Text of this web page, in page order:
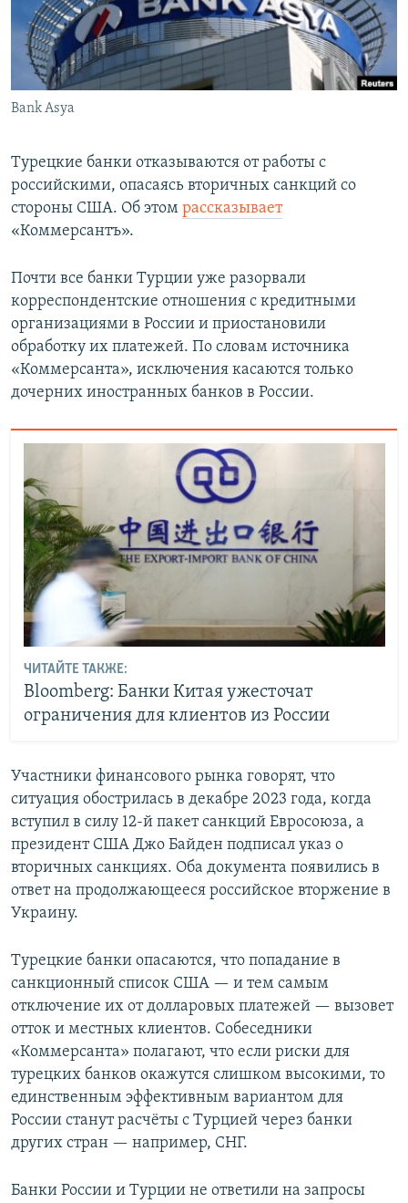
Bank Asya
Турецкие банки отказываются от работы с
российскими, опасаясь вторичных санкций со
стороны США. Об этом рассказывает
«Коммерсантъ».
Почти все банки Турции уже разорвали
корреспондентские отношения с кредитными
организациями в России и приостановили
обработку их платежей. По словам источника
«Коммерсанта», исключения касаются только
дочерних иностранных банков в России.
ЧИТАЙТЕ ТАКЖЕ:
Bloomberg: Банки Китая ужесточат
ограничения для клиентов из России
Участники финансового рынка говорят, что
ситуация обострилась в декабре 2023 года, когда
вступил в силу 12-й пакет санкций Евросоюза, а
президент США Джо Байден подписал указ о
вторичных санкциях. Оба документа появились в
ответ на продолжающееся российское вторжение в
Украину.
Турецкие банки опасаются, что попадание в
санкционный список США — и тем самым
отключение их от долларовых платежей — вызовет
отток и местных клиентов. Собеседники
«Коммерсанта» полагают, что если риски для
турецких банков окажутся слишком высокими, то
единственным эффективным вариантом для
России станут расчёты с Турцией через банки
других стран — например, СНГ.
Банки России и Турции не ответили на запросы